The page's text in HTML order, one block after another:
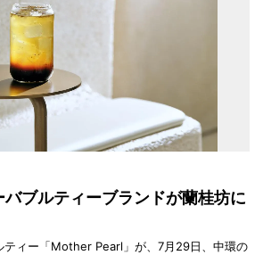
ブルティーブランドが蘭桂坊に
ティー「Mother Pearl」が、7月29日、中環の